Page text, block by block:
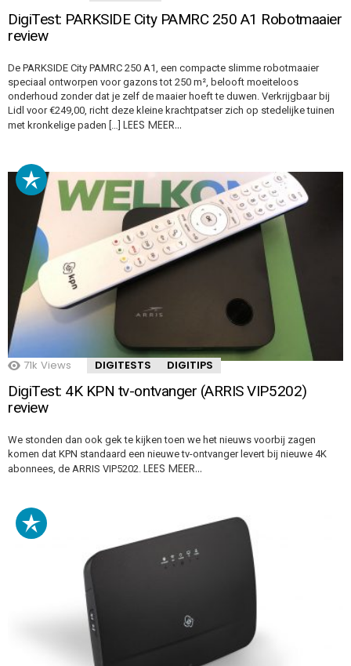
DigiTest: PARKSIDE City PAMRC 250 A1 Robotmaaier
review
De PARKSIDE City PAMRC 250 A1, een compacte slimme robotmaaier
speciaal ontworpen voor gazons tot 250 m², belooft moeiteloos
onderhoud zonder dat je zelf de maaier hoeft te duwen. Verkrijgbaar bij
Lidl voor €249,00, richt deze kleine krachtpatser zich op stedelijke tuinen
met kronkelige paden […] LEES MEER…
71k Views DIGITESTS DIGITIPS
DigiTest: 4K KPN tv-ontvanger (ARRIS VIP5202)
review
We stonden dan ook gek te kijken toen we het nieuws voorbij zagen
komen dat KPN standaard een nieuwe tv-ontvanger levert bij nieuwe 4K
abonnees, de ARRIS VIP5202. LEES MEER…